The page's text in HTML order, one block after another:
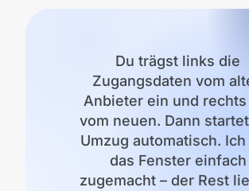
Du trägst links die
Zugangsdaten vom
Anbieter ein und
vom neuen. Dann
Umzug automatisch. Ich
das Fenster einfach
zugemacht – der Rest